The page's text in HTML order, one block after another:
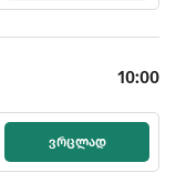
10:00
ᲕᲠᲪᲚᲐᲓ